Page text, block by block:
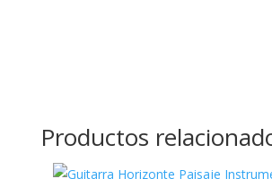
Productos